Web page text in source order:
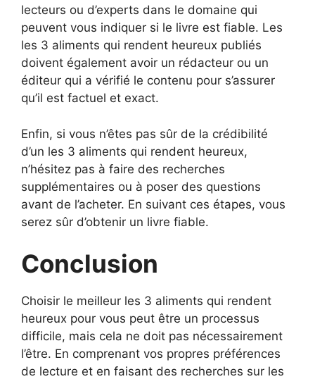
lecteurs ou d’experts dans le domaine qui
peuvent vous indiquer si le livre est fiable. Les
les 3 aliments qui rendent heureux publiés
doivent également avoir un rédacteur ou un
éditeur qui a vérifié le contenu pour s’assurer
qu’il est factuel et exact.
Enfin, si vous n’êtes pas sûr de la crédibilité
d’un les 3 aliments qui rendent heureux,
n’hésitez pas à faire des recherches
supplémentaires ou à poser des questions
avant de l’acheter. En suivant ces étapes, vous
serez sûr d’obtenir un livre fiable.
Conclusion
Choisir le meilleur les 3 aliments qui rendent
heureux pour vous peut être un processus
difficile, mais cela ne doit pas nécessairement
l’être. En comprenant vos propres préférences
de lecture et en faisant des recherches sur les